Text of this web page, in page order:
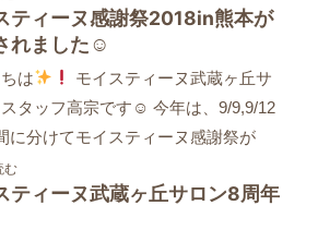
ティーヌ感謝祭2018in熊本が
れました☺
は
モイスティーヌ武蔵ヶ丘サ
タッフ高宗です☺ 今年は、9/9,9/12
に分けてモイスティーヌ感謝祭が
む
ティーヌ武蔵ヶ丘サロン8周年